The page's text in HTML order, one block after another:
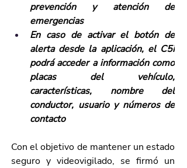
prevención y atención de
emergencias
En caso de activar el botón de
alerta desde la aplicación, el C5i
podrá acceder a información como
placas del vehículo,
características, nombre del
conductor, usuario y números de
contacto
Con el objetivo de mantener un estado
seguro y videovigilado, se firmó un